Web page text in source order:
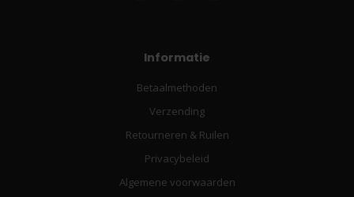
Informatie
Betaalmethoden
Verzending
Retourneren & Ruilen
Privacybeleid
Algemene voorwaarden